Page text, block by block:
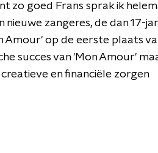
zo goed Frans sprak ik
zangeres, de dan 17-
Amour' op de eerste plaats
succes van 'Mon Amour'
en financiële zorgen